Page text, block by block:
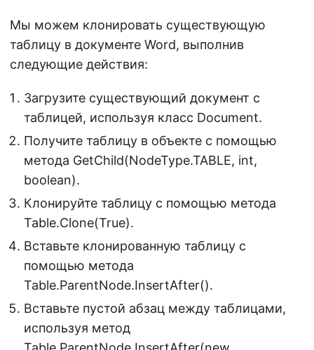
Мы можем клонировать существующую
таблицу в документе Word, выполнив
следующие действия:
Загрузите существующий документ с
таблицей, используя класс Document.
Получите таблицу в объекте с помощью
метода GetChild(NodeType.TABLE, int,
boolean).
Клонируйте таблицу с помощью метода
Table.Clone(True).
Вставьте клонированную таблицу с
помощью метода
Table.ParentNode.InsertAfter().
Вставьте пустой абзац между таблицами,
используя метод